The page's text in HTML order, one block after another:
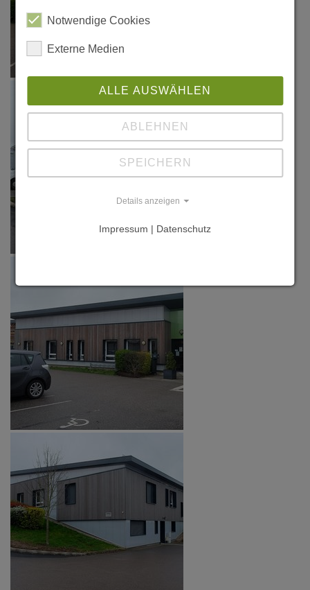
Notwendige Cookies
Externe Medien
ALLE AUSWÄHLEN
ABLEHNEN
SPEICHERN
Details anzeigen
Impressum | Datenschutz